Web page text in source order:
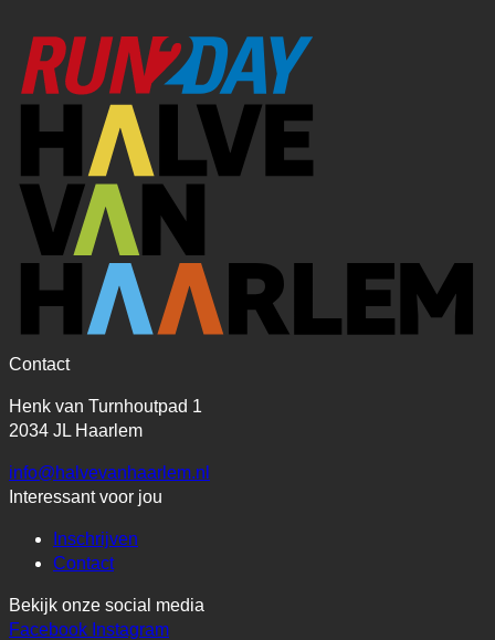
Contact
Henk van Turnhoutpad 1
2034 JL Haarlem
info@halvevanhaarlem.nl
Interessant voor jou
Inschrijven
Contact
Bekijk onze social media
Facebook Instagram